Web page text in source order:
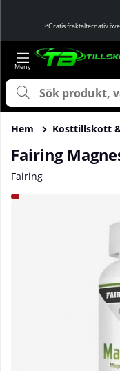
Gratis fraktalternativ
Hem Kosttillskott
Fairing
Fairing
Produktbilder Fairing